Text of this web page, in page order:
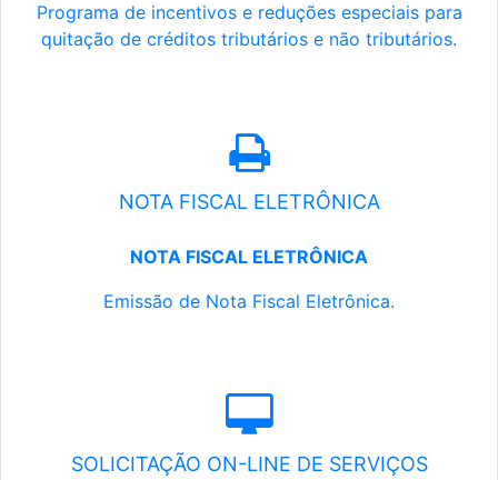
Programa de incentivos e reduções especiais para
quitação de créditos tributários e não tributários.
NOTA FISCAL ELETRÔNICA
NOTA FISCAL ELETRÔNICA
Emissão de Nota Fiscal Eletrônica.
SOLICITAÇÃO ON-LINE DE SERVIÇOS